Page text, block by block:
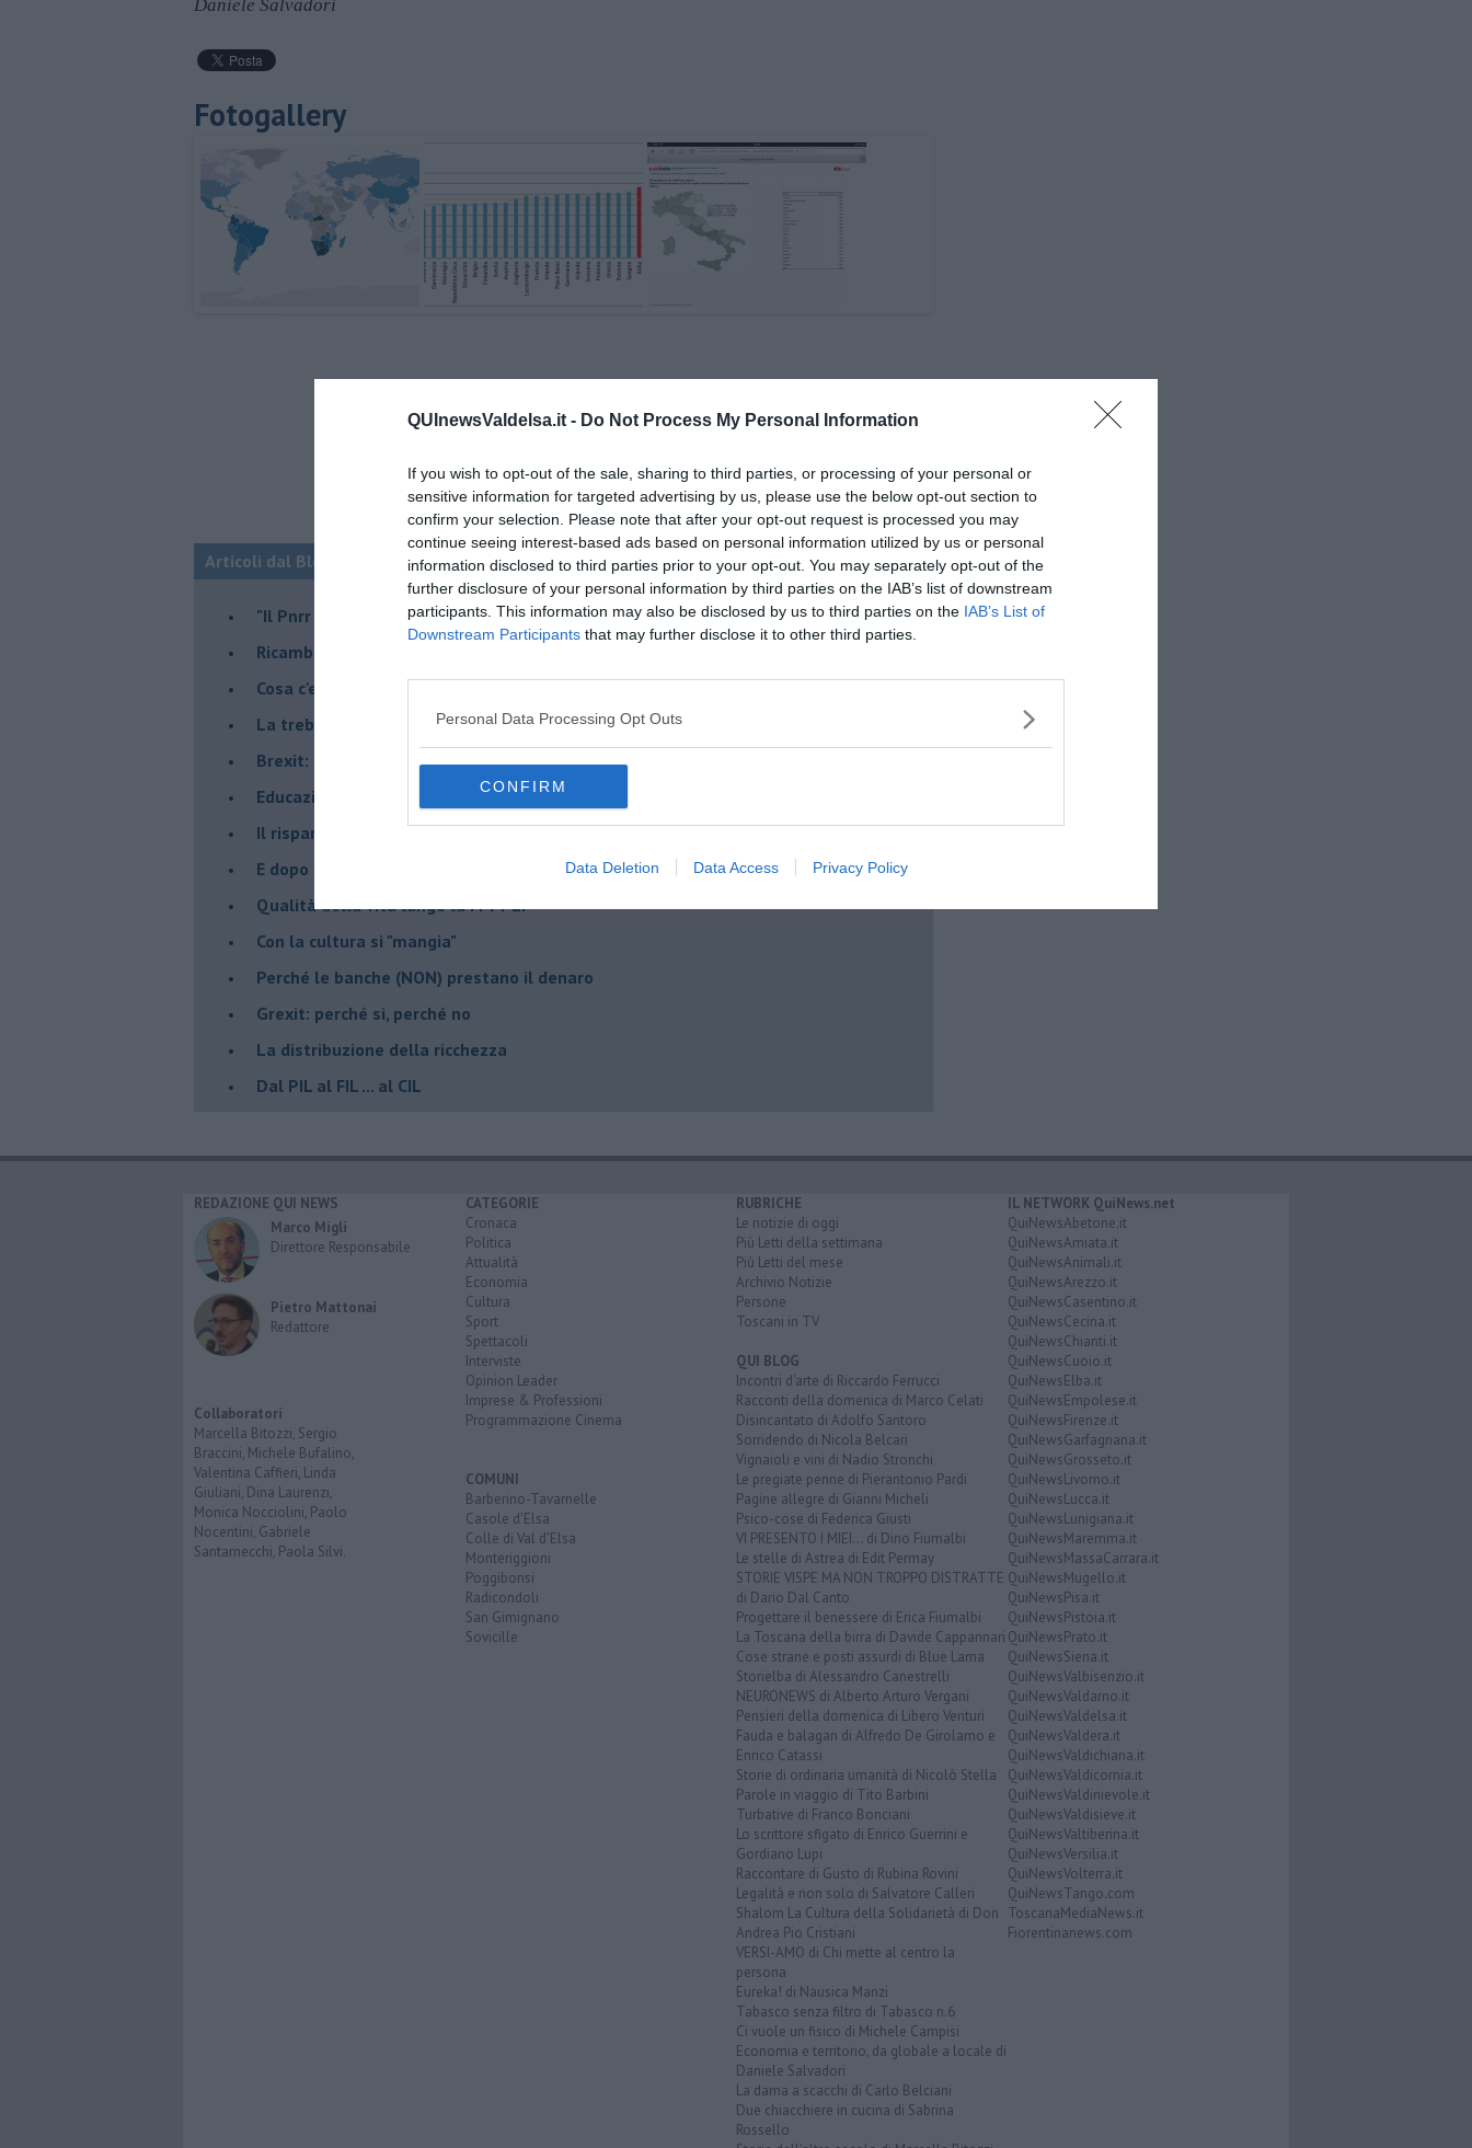
QUInewsValdelsa.it - Do Not Process My Personal Information
If you wish to opt-out of the sale, sharing to third parties, or processing of your personal or
sensitive information for targeted advertising by us, please use the below opt-out section to
confirm your selection. Please note that after your opt-out request is processed you may
continue seeing interest-based ads based on personal information utilized by us or personal
information disclosed to third parties prior to your opt-out. You may separately opt-out of the
further disclosure of your personal information by third parties on the IAB’s list of downstream
participants. This information may also be disclosed by us to third parties on the IAB’s List of
Downstream Participants that may further disclose it to other third parties.
Personal Data Processing Opt Outs
CONFIRM
Data Deletion Data Access Privacy Policy
Daniele Salvadori
Fotogallery
Articoli dal Blog “Economia e territorio, da globale a locale” di Daniele Salvadori
"Il Pnrr può essere il nostro Piano Marshall"
Ricambio generazionale
Cosa c'entra la "Ferrari" ?
La trebbiatrice
Brexit: chi rischia di più?
Educazione finanziaria
Il risparmio tradito
E dopo la crisi... un'altra crisi
Qualità della vita lungo la Fi-Pi-Li
​Con la cultura si "mangia"
​Perché le banche (NON) prestano il denaro
Grexit: perché si, perché no
La distribuzione della ricchezza
Dal PIL al FIL ... al CIL
REDAZIONE QUI NEWS
Marco Migli
Direttore Responsabile
Pietro Mattonai
Redattore
Collaboratori
Marcella Bitozzi, Sergio
Braccini, Michele Bufalino,
Valentina Caffieri, Linda
Giuliani, Dina Laurenzi,
Monica Nocciolini, Paolo
Nocentini, Gabriele
Santarnecchi, Paola Silvi.
CATEGORIE
Cronaca
Politica
Attualità
Economia
Cultura
Sport
Spettacoli
Interviste
Opinion Leader
Imprese & Professioni
Programmazione Cinema
COMUNI
Barberino-Tavarnelle
Casole d'Elsa
Colle di Val d'Elsa
Monteriggioni
Poggibonsi
Radicondoli
San Gimignano
Sovicille
RUBRICHE
Le notizie di oggi
Più Letti della settimana
Più Letti del mese
Archivio Notizie
Persone
Toscani in TV
QUI BLOG
Incontri d'arte di Riccardo Ferrucci
Racconti della domenica di Marco Celati
Disincantato di Adolfo Santoro
Sorridendo di Nicola Belcari
Vignaioli e vini di Nadio Stronchi
Le pregiate penne di Pierantonio Pardi
Pagine allegre di Gianni Micheli
Psico-cose di Federica Giusti
VI PRESENTO I MIEI... di Dino Fiumalbi
Le stelle di Astrea di Edit Permay
STORIE VISPE MA NON TROPPO DISTRATTE
di Dario Dal Canto
Progettare il benessere di Erica Fiumalbi
La Toscana della birra di Davide Cappannari
Cose strane e posti assurdi di Blue Lama
Storielba di Alessandro Canestrelli
NEURONEWS di Alberto Arturo Vergani
Pensieri della domenica di Libero Venturi
Fauda e balagan di Alfredo De Girolamo e
Enrico Catassi
Storie di ordinaria umanità di Nicolò Stella
Parole in viaggio di Tito Barbini
Turbative di Franco Bonciani
Lo scrittore sfigato di Enrico Guerrini e
Gordiano Lupi
Raccontare di Gusto di Rubina Rovini
Legalità e non solo di Salvatore Calleri
Shalom La Cultura della Solidarietà di Don
Andrea Pio Cristiani
VERSI-AMO di Chi mette al centro la
persona
Eureka! di Nausica Manzi
Tabasco senza filtro di Tabasco n.6
Ci vuole un fisico di Michele Campisi
Economia e territorio, da globale a locale di
Daniele Salvadori
La dama a scacchi di Carlo Belciani
Due chiacchiere in cucina di Sabrina
Rossello
IL NETWORK QuiNews.net
QuiNewsAbetone.it
QuiNewsAmiata.it
QuiNewsAnimali.it
QuiNewsArezzo.it
QuiNewsCasentino.it
QuiNewsCecina.it
QuiNewsChianti.it
QuiNewsCuoio.it
QuiNewsElba.it
QuiNewsEmpolese.it
QuiNewsFirenze.it
QuiNewsGarfagnana.it
QuiNewsGrosseto.it
QuiNewsLivorno.it
QuiNewsLucca.it
QuiNewsLunigiana.it
QuiNewsMaremma.it
QuiNewsMassaCarrara.it
QuiNewsMugello.it
QuiNewsPisa.it
QuiNewsPistoia.it
QuiNewsPrato.it
QuiNewsSiena.it
QuiNewsValbisenzio.it
QuiNewsValdarno.it
QuiNewsValdelsa.it
QuiNewsValdera.it
QuiNewsValdichiana.it
QuiNewsValdicornia.it
QuiNewsValdinievole.it
QuiNewsValdisieve.it
QuiNewsValtiberina.it
QuiNewsVersilia.it
QuiNewsVolterra.it
QuiNewsTango.com
ToscanaMediaNews.it
Fiorentinanews.com